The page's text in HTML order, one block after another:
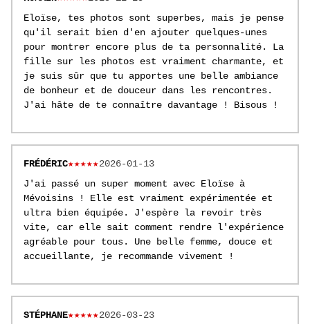
Eloïse, tes photos sont superbes, mais je pense
qu'il serait bien d'en ajouter quelques-unes
pour montrer encore plus de ta personnalité. La
fille sur les photos est vraiment charmante, et
je suis sûr que tu apportes une belle ambiance
de bonheur et de douceur dans les rencontres.
J'ai hâte de te connaître davantage ! Bisous !
FRÉDÉRIC★★★★★2026-01-13
J'ai passé un super moment avec Eloïse à
Mévoisins ! Elle est vraiment expérimentée et
ultra bien équipée. J'espère la revoir très
vite, car elle sait comment rendre l'expérience
agréable pour tous. Une belle femme, douce et
accueillante, je recommande vivement !
STÉPHANE★★★★★2026-03-23